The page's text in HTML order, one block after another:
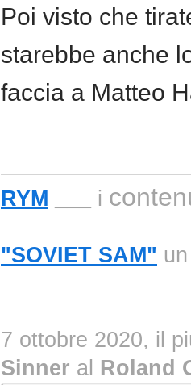
Poi visto che
starebbe anche
faccia a Matteo
RYM i
"SOVIET SAM"
7 ottobre 2020, il
Sinner al Roland